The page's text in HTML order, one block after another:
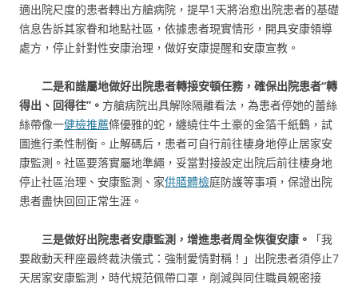
適出院尺度的患者轉出方艙病院，提早1天將治愈出院患者的基礎
信息告訴其家眷和地點社區，依據患者現實情形，開具安康領導
處方，停止針對性安康治理，做好安康提醒和安康宣教。
二是和諧屬地做好出院患者轉接安頓任務，確保出院患者“轉
得出、回得往”。 方艙病院出具解除隔離看法，為患者停她的蕾絲
絲帶像一健檢推薦條優雅的蛇，纏繞住牛土豪的金箔千紙鶴，試
圖進行柔性制衡。止解碼后，患者可自行前往棲身地停止居家安
康監測。社區要落實屬地準繩，妥當對接設定出院后前往棲身地
停止社區治理、安康監測、家供膳體檢庭防護等事項，保證出院
患者盡快回回正常生涯。
三是做好出院患者安康監測，增進患者周全恢復安康。
「我
要啟動天秤座最終裁決儀式：強制愛情對稱！」出院患者須停止7
天居家安康監測，時代規范佩帶口罩，削減與同住職員親密接